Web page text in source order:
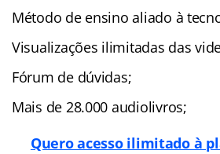
Método de ensino aliado à
Visualizações ilimitadas das
Fórum de dúvidas;
Mais de 28.000 audiolivros;
Quero acesso ilimitado à